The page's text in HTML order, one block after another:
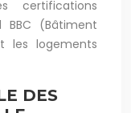
certifications
(Bâtiment
les logements
DES